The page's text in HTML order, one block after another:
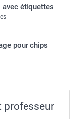
avec étiquettes
pour chips
professeur